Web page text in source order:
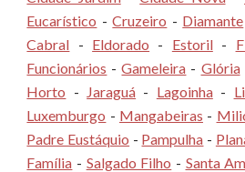
Eucarístico -Cruzeiro - Diamante
Cabral - Eldorado - Estoril-
Funcionários -Gameleira - Glória
Horto - Jaraguá - Lagoinha-
Luxemburgo - Mangabeiras -
Padre Eustáquio - Pampulha -
Família - Salgado Filho - Santa